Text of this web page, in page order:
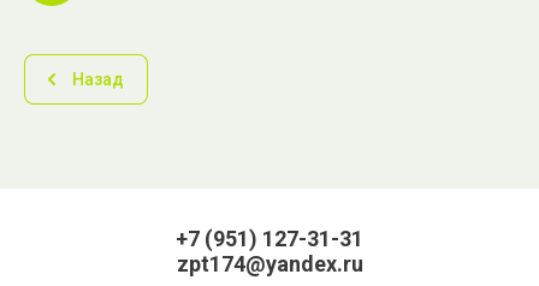
Назад
+7 (951) 127-31-31
zpt174@yandex.ru